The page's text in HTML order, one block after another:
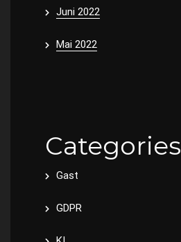
Juni 2022
Mai 2022
Categories
Gast
GDPR